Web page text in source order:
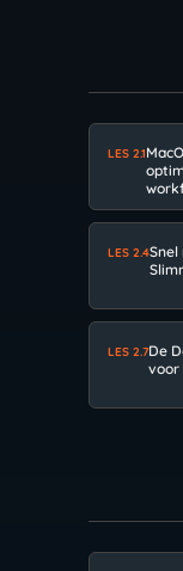
LES 2.1
LES 2.4Snel
LES 2.7De
voor